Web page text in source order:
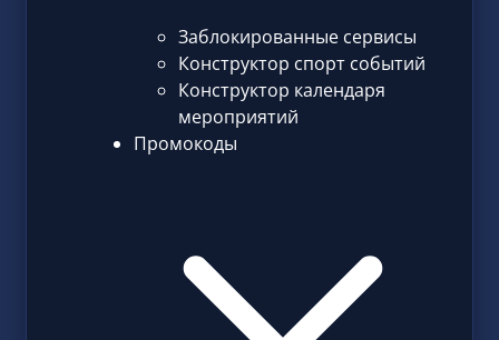
Заблокированные сервисы
Конструктор спорт событий
Конструктор календаря
мероприятий
Промокоды